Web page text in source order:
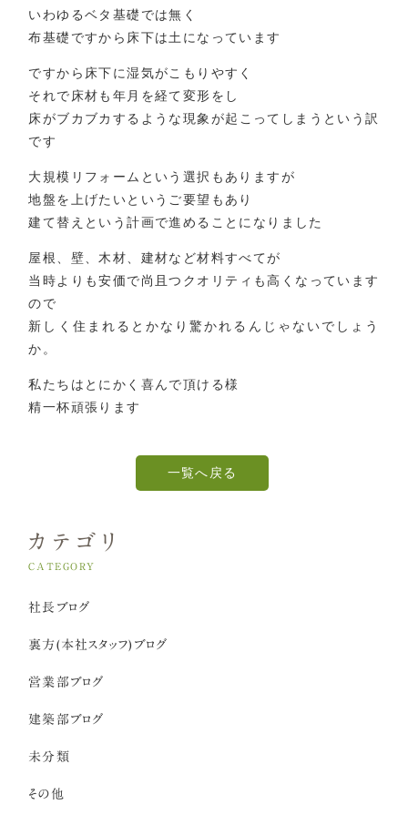
いわゆるベタ基礎では無く
布基礎ですから床下は土になっています
ですから床下に湿気がこもりやすく
それで床材も年月を経て変形をし
床がブカブカするような現象が起こってしまうという訳
です
大規模リフォームという選択もありますが
地盤を上げたいというご要望もあり
建て替えという計画で進めることになりました
屋根、壁、木材、建材など材料すべてが
当時よりも安価で尚且つクオリティも高くなっています
ので
新しく住まれるとかなり驚かれるんじゃないでしょう
か。
私たちはとにかく喜んで頂ける様
精一杯頑張ります
一覧へ戻る
カテゴリ
CATEGORY
社長ブログ
裏方(本社スタッフ)ブログ
営業部ブログ
建築部ブログ
未分類
その他